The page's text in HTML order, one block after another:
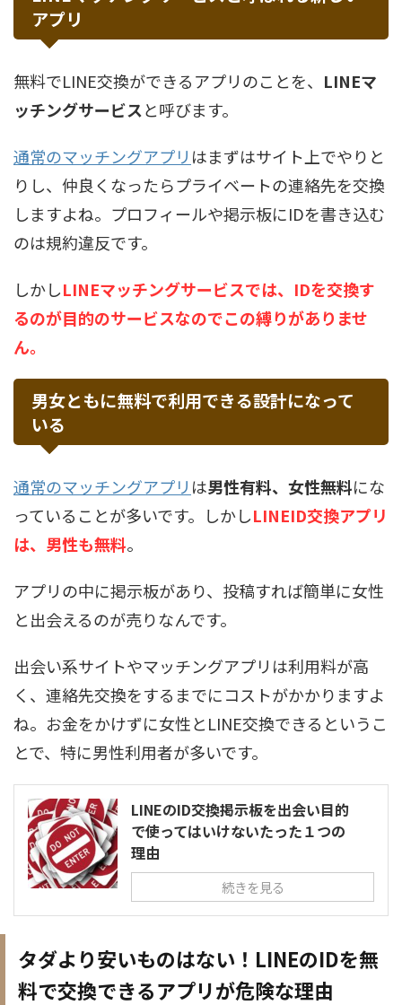
アプリ
無料でLINE交換ができるアプリのことを、 LINEマ
ッチングサービスと呼びます。
通常のマッチングアプリ はまずはサイト上でやりと
りし、仲良くなったらプライベートの連絡先を交換
しますよね。プロフィールや掲示板にIDを書き込む
のは規約違反です。
しかしLINEマッチングサービスでは、IDを交換す
るのが目的のサービスなのでこの縛りがありませ
ん。
男女ともに無料で利用できる設計になって
いる
通常のマッチングアプリ は男性有料、女性無料にな
っていることが多いです。しかしLINEID交換アプリ
は、男性も無料。
アプリの中に掲示板があり、投稿すれば簡単に女性
と出会えるのが売りなんです。
出会い系サイトやマッチングアプリは利用料が高
く、連絡先交換をするまでにコストがかかりますよ
ね。お金をかけずに女性とLINE交換できるというこ
とで、特に男性利用者が多いです。
LINEのID交換掲示板を出会い目的
で使ってはいけないたった１つの
理由
続きを見る
タダより安いものはない！LINEのIDを無
料で交換できるアプリが危険な理由